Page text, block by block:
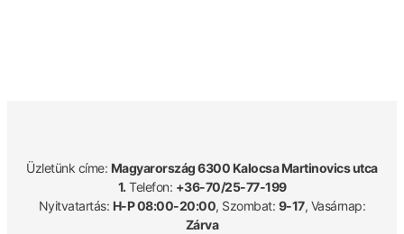
Üzletünk címe: Magyarország 6300 Kalocsa Martinovics utca
1. Telefon: +36-70/25-77-199
Nyitvatartás: H-P 08:00-20:00, Szombat: 9-17, Vasárnap:
Zárva